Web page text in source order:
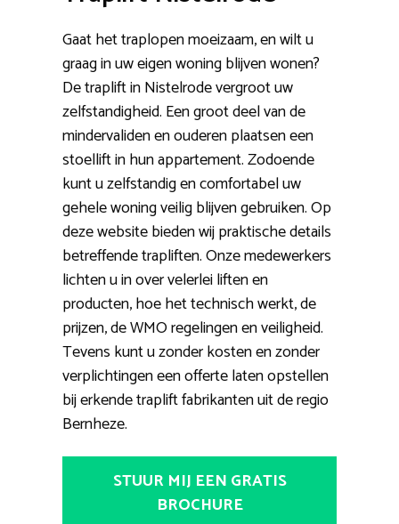
Gaat het traplopen moeizaam, en wilt u
graag in uw eigen woning blijven wonen?
De traplift in Nistelrode vergroot uw
zelfstandigheid. Een groot deel van de
mindervaliden en ouderen plaatsen een
stoellift in hun appartement. Zodoende
kunt u zelfstandig en comfortabel uw
gehele woning veilig blijven gebruiken. Op
deze website bieden wij praktische details
betreffende trapliften. Onze medewerkers
lichten u in over velerlei liften en
producten, hoe het technisch werkt, de
prijzen, de WMO regelingen en veiligheid.
Tevens kunt u zonder kosten en zonder
verplichtingen een offerte laten opstellen
bij erkende traplift fabrikanten uit de regio
Bernheze.
STUUR MIJ EEN GRATIS
BROCHURE